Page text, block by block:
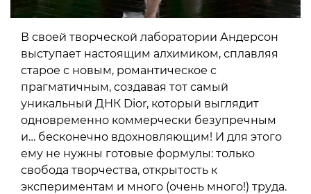
В своей творческой лаборатории Андерсон
выступает настоящим алхимиком, сплавляя
старое с новым, романтическое с
прагматичным, создавая тот самый
уникальный ДНК Dior, который выглядит
одновременно коммерчески безупречным
и… бесконечно вдохновляющим! И для этого
ему не нужны готовые формулы: только
свобода творчества, открытость к
экспериментам и много (очень много!) труда.